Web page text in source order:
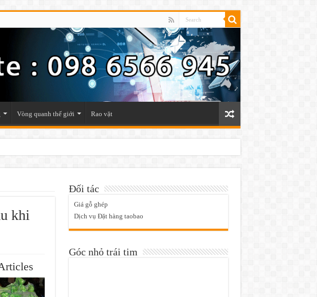
Vòng quanh thế giới Rao vặt
khi
Đối tác
Giá gỗ ghép
Dịch vụ Đặt hàng taobao
Góc nhỏ trái tim